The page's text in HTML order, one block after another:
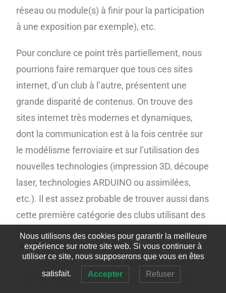
réseau ou module(s) à finir pour la participation
à une exposition par exemple), etc.
Pour conclure ce point très partiellement, nous
pourrions faire remarquer que tous ces sites
internet, d’un club à l’autre, présentent une
grande disparité de contenus. On trouve des
sites internet très modernes et dynamiques,
dont la communication est à la fois centrée sur
le modélisme ferroviaire et sur l’utilisation des
nouvelles technologies (impression 3D, découpe
laser, technologies ARDUINO ou assimilées,
etc.). Il est assez probable de trouver aussi dans
cette première catégorie des clubs utilisant des
vecteurs encore plus récents de communication
: YouTube ou Instagram par exemple. D’autres
sites internet en revanche, présentent un
contenu beaucoup plus traditionnel et avant
Nous utilisons des cookies pour garantir la meilleure
expérience sur notre site web. Si vous continuer à
utiliser ce site, nous supposerons que vous en êtes
satisfait. Accepter Refuser